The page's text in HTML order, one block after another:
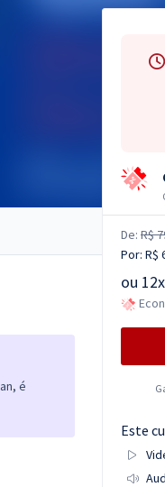
é
De: R$
Por: R$
ou
Este